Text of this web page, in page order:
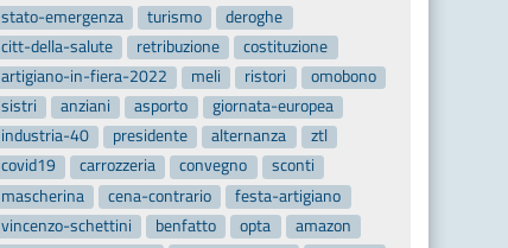
stato-emergenza
turismo
deroghe
citt-della-salute
retribuzione
costituzione
artigiano-in-fiera-2022
meli ristori
omobono
sistri
anziani asporto
giornata-europea
industria-40
presidente alternanza
ztl
covid19
carrozzeria convegno
sconti
mascherina
cena-contrario
festa-artigiano
vincenzo-schettini
benfatto opta
amazon